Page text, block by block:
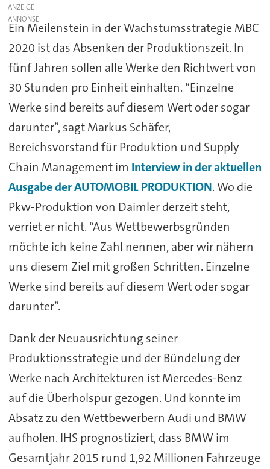
ANZEIGE
Ein Meilenstein in der Wachstumsstrategie MBC
2020 ist das Absenken der Produktionszeit. In
fünf Jahren sollen alle Werke den Richtwert von
30 Stunden pro Einheit einhalten. “Einzelne
Werke sind bereits auf diesem Wert oder sogar
darunter”, sagt Markus Schäfer,
Bereichsvorstand für Produktion und Supply
Chain Management im Interview in der aktuellen
Ausgabe der AUTOMOBIL PRODUKTION. Wo die
Pkw-Produktion von Daimler derzeit steht,
verriet er nicht. “Aus Wettbewerbsgründen
möchte ich keine Zahl nennen, aber wir nähern
uns diesem Ziel mit großen Schritten. Einzelne
Werke sind bereits auf diesem Wert oder sogar
darunter”.
Dank der Neuausrichtung seiner
Produktionsstrategie und der Bündelung der
Werke nach Architekturen ist Mercedes-Benz
auf die Überholspur gezogen. Und konnte im
Absatz zu den Wettbewerbern Audi und BMW
aufholen. IHS prognostiziert, dass BMW im
Gesamtjahr 2015 rund 1,92 Millionen Fahrzeuge